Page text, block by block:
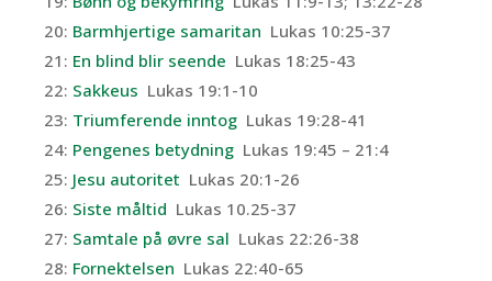
20: Barmhjertige samaritan Lukas 10:25-37
21: En blind blir seende Lukas 18:25-43
22: Sakkeus Lukas 19:1-10
23: Triumferende inntog Lukas 19:28-41
24: Pengenes betydning Lukas 19:45 – 21:4
25: Jesu autoritet Lukas 20:1-26
26: Siste måltid Lukas 10.25-37
27: Samtale på øvre sal Lukas 22:26-38
28: Fornektelsen Lukas 22:40-65